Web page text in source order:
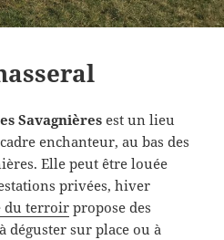
Savagnières est un lieu
enchanteur, au bas des
Elle peut être louée
privées, hiver
du terroir propose des
déguster sur place ou à